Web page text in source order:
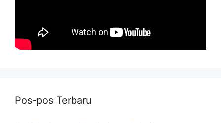
Pos-pos Terbaru